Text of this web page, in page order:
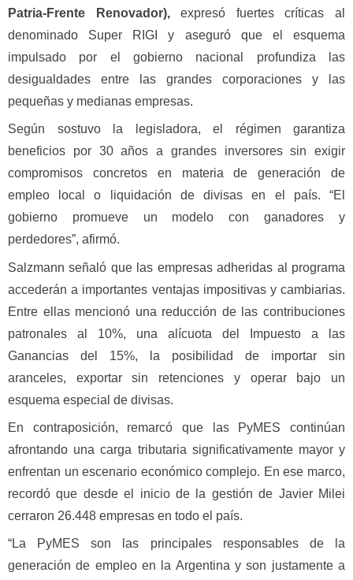
Patria-Frente Renovador),expresó fuertes críticas al
denominado Super RIGI y aseguró que el esquema
impulsado por el gobierno nacional profundiza las
desigualdades entre las grandes corporaciones y las
pequeñas y medianas empresas.
Según sostuvo la legisladora, el régimen garantiza
beneficios por 30 años a grandes inversores sin exigir
compromisos concretos en materia de generación de
empleo local o liquidación de divisas en el país. “El
gobierno promueve un modelo con ganadores y
perdedores”, afirmó.
Salzmann señaló que las empresas adheridas al programa
accederán a importantes ventajas impositivas y cambiarias.
Entre ellas mencionó una reducción de las contribuciones
patronales al 10%, una alícuota del Impuesto a las
Ganancias del 15%, la posibilidad de importar sin
aranceles, exportar sin retenciones y operar bajo un
esquema especial de divisas.
En contraposición, remarcó que las PyMES continúan
afrontando una carga tributaria significativamente mayor y
enfrentan un escenario económico complejo. En ese marco,
recordó que desde el inicio de la gestión de Javier Milei
cerraron 26.448 empresas en todo el país.
“La PyMES son las principales responsables de la
generación de empleo en la Argentina y son justamente a